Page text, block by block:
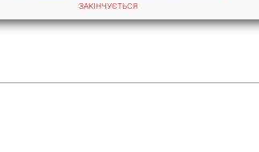
ЗАКІНЧУЄТЬСЯ